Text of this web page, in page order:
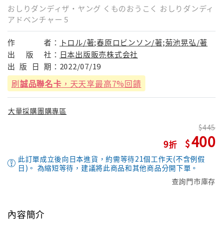
おしりダンディザ・ヤング くものおうこく おしりダンディ
アドベンチャー 5
作 者： トロル/著;春原ロビンソン/著;菊池晃弘/著
出
版 社： 日本出版販売株式会社
出 版 日 期： 2022/07/19
刷誠品聯名卡 ，天天享最高7%回饋
大量採購團購專區
9
445
400
此訂單成立後向日本進貨，約需等待21個工作天(不含例假
日)。 為縮短等待，建議將此商品和其他商品分開下單。
查詢門市庫存
內容簡介